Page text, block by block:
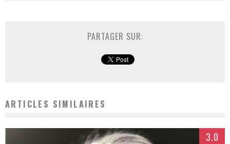
PARTAGER SUR:
ARTICLES SIMILAIRES
3.0